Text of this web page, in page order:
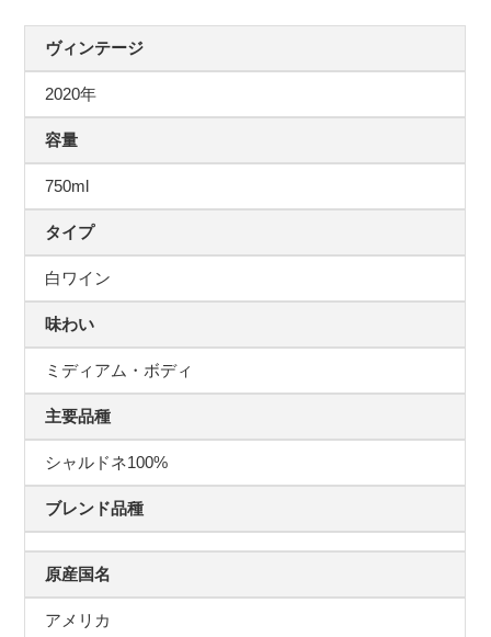
ヴィンテージ
2020年
容量
750ml
タイプ
白ワイン
味わい
ミディアム・ボディ
主要品種
シャルドネ100%
ブレンド品種
原産国名
アメリカ